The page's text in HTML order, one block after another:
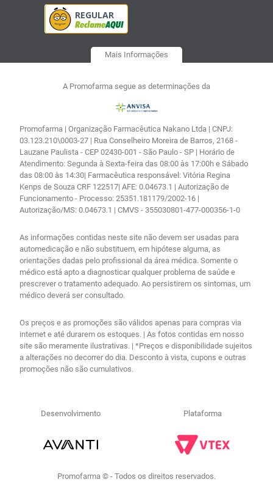
Mais Informações
A Promofarma segue as determinações da
Promofarma | Organização Farmacêutica Nakano Ltda | CNPJ:
03.123.210\0003-27 | Rua Conselheiro Moreira de Barros, 2168 -
Lauzane Paulista - CEP 02430-001 - São Paulo - SP | Horário de
Atendimento: Segunda à Sexta-feira das 08:00 às 17:00h e Sábado
das 08:00 às 14:30| Farmacêutica responsável: Vitória Regina
Kenps de Souza CRF 122517| AFE: 0.04673.1 | Autorização de
Funcionamento - Processo: 25351.181179/2002-16 |
Autorização/MS: 0.04673.1 | CMVS - 355030801-477-000356-1-0
As informações contidas neste site não devem ser usadas para
automedicação e não substituem, em hipótese alguma, as
orientações dadas pelo profissional da área médica. Somente o
médico está apto a diagnosticar qualquer problema de saúde e
prescrever o tratamento adequado. Ao persistirem os sintomas, um
médico deverá ser consultado.
Os preços e as promoções são válidos apenas para compras via
internet e até durarem os estoques. | As fotos contidas em nosso
site são meramente ilustrativas. | *Preços e disponibilidade sujeitos
a alterações no decorrer do dia. Desconto à vista, cupons e outras
promoções não são cumulativos.
Desenvolvimento Plataforma
Promofarma © - Todos os direitos reservados.